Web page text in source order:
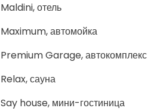
Maldini, отель
Maximum, автомойка
Premium Garage, автокомплекс
Relax, сауна
Say house, мини-гостиница